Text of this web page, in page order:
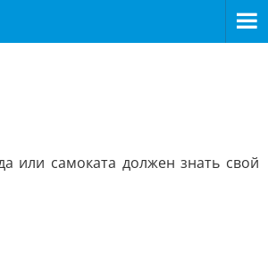
или самоката должен знать свой